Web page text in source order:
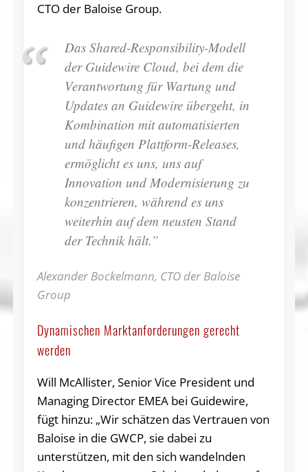
CTO der Baloise Group.
Das Shared-Responsibility-Modell
der Guidewire Cloud, bei dem die
Verantwortung für Wartung und
Updates an Guidewire übergeht, in
Kombination mit automatisierten
und häufigen Plattform-Releases,
ermöglicht es uns, uns auf
Innovation und Modernisierung zu
konzentrieren, während es uns
weiterhin auf dem neusten Stand
der Technik hält.”
Alexander Bockelmann, CTO der Baloise
Group
Dynamischen Marktanforderungen gerecht
werden
Will McAllister, Senior Vice President und
Managing Director EMEA bei Guidewire,
fügt hinzu: „Wir schätzen das Vertrauen von
Baloise in die GWCP, sie dabei zu
unterstützen, mit den sich wandelnden